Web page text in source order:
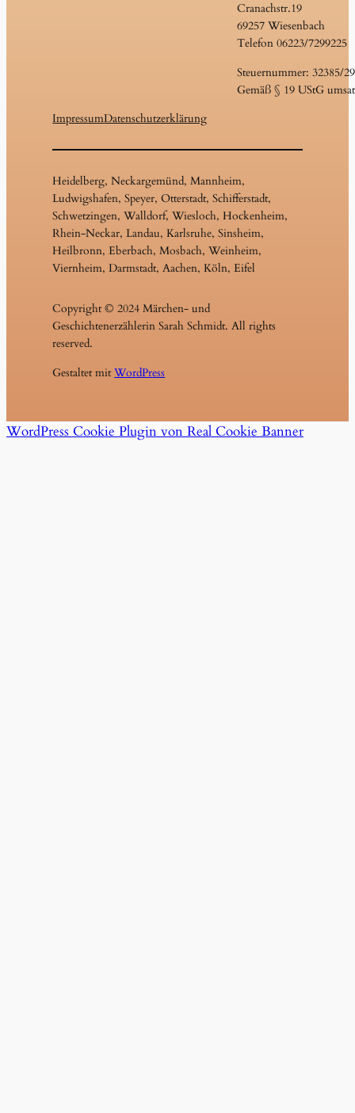
Cranachstr.19
69257 Wiesenbach
Telefon 06223/7299225
Steuernummer: 32385/
Gemäß § 19 UStG
ImpressumDatenschutzerklärung
Heidelberg, Neckargemünd, Mannheim,
Ludwigshafen, Speyer, Otterstadt, Schifferstadt,
Schwetzingen, Walldorf, Wiesloch, Hockenheim,
Rhein-Neckar, Landau, Karlsruhe, Sinsheim,
Heilbronn, Eberbach, Mosbach, Weinheim,
Viernheim, Darmstadt, Aachen, Köln, Eifel
Copyright © 2024 Märchen- und
Geschichtenerzählerin Sarah Schmidt. All rights
reserved.
Gestaltet mitWordPress
WordPress Cookie Plugin von Real Cookie Banner